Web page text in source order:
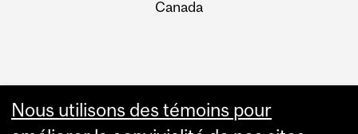
Canada
Nous utilisons des témoins pour